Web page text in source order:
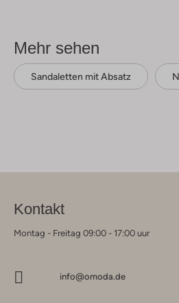
Mehr sehen
Sandaletten mit Absatz
Kontakt
Montag - Freitag 09:00 - 17:00 uur
info@omoda.de